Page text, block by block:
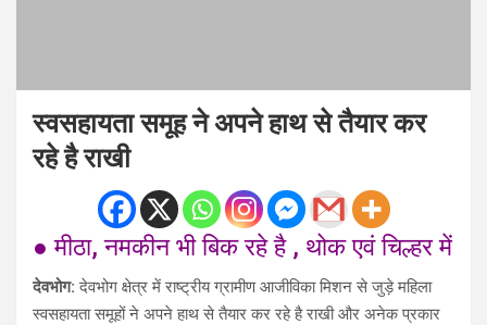
स्वसहायता समूह ने अपने हाथ से तैयार कर
रहे है राखी
● मीठा, नमकीन भी बिक रहे है , थोक एवं चिल्हर में
देवभोग: देवभोग क्षेत्र में राष्ट्रीय ग्रामीण आजीविका मिशन से जुड़े महिला
स्वसहायता समूहों ने अपने हाथ से तैयार कर रहे है राखी और अनेक प्रकार